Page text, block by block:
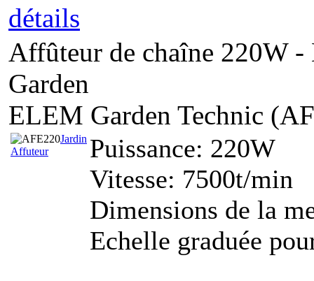
détails
Affûteur de chaîne 220W
Garden
ELEM Garden Technic
Jardin
Affuteur
Puissance: 220W
Vitesse: 7500t/min
Dimensions de la
Echelle graduée